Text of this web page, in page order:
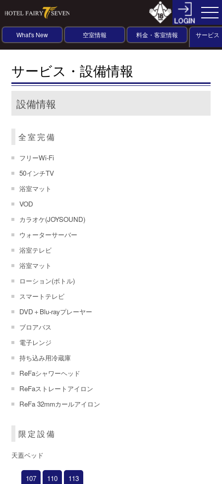
What's New 空室情報 料金・客室情報
サービス
報
サービス・設備情報
設備情報
全室完備
フリーWi-Fi
50インチTV
浴室マット
VOD
カラオケ(JOYSOUND)
ウォーターサーバー
浴室テレビ
浴室マット
ローション(ボトル)
スマートテレビ
DVD＋Blu-rayプレーヤー
ブロアバス
電子レンジ
持ち込み用冷蔵庫
ReFaシャワーヘッド
ReFaストレートアイロン
ReFa 32mmカールアイロン
限定設備
天蓋ベッド
107 110 113